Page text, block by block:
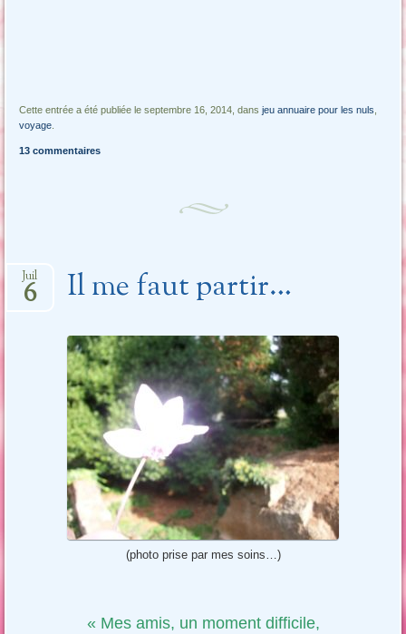
Cette entrée a été publiée le septembre 16, 2014, dansjeu annuaire pour les nuls
voyage
13 commentaires
Il me faut partir…
Juil
6
(photo prise par mes soins…)
« Mes amis, un moment difficile,